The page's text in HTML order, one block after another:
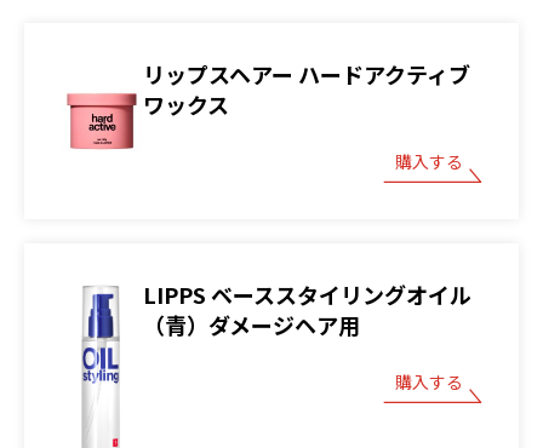
リップスヘアー ハードアクティブ
ワックス
購入する
LIPPS ベーススタイリングオイル
（青）ダメージヘア用
購入する